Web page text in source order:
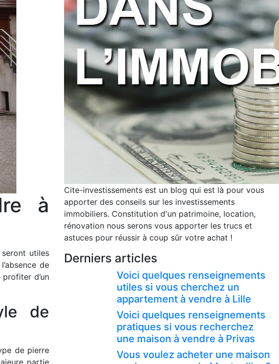
à
utiles
de
d’un
de
de pierre
partie
Cite-investissements est un blog qui est là pour vous
apporter des conseils sur les investissements
immobiliers. Constitution d'un patrimoine, location,
rénovation nous serons vous apporter les trucs et
astuces pour réussir à coup sûr votre achat !
Derniers articles
Voici quelques renseignements
utiles si vous cherchez un
appartement à vendre à Lille
Voici quelques renseignements
pratiques si vous recherchez
une maison à vendre à Privas
Vous voulez acheter une maison